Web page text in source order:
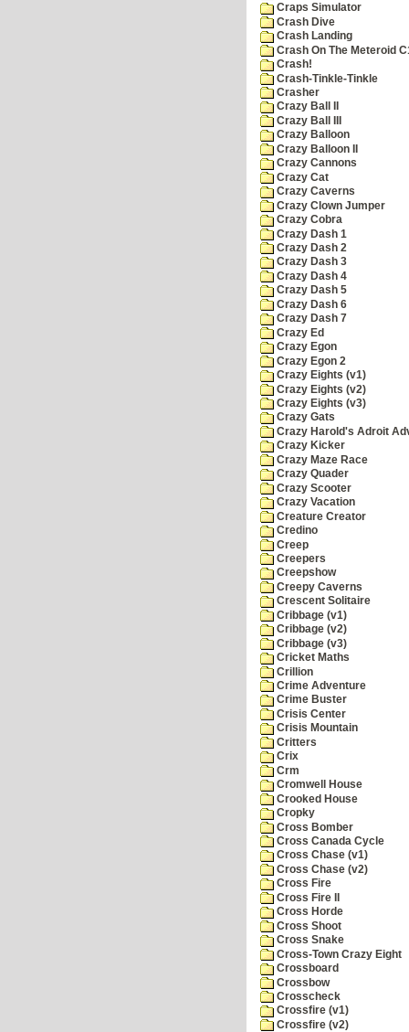
Craps Simulator
Crash Dive
Crash Landing
Crash On The Meteroid
Crash!
Crash-Tinkle-Tinkle
Crasher
Crazy Ball II
Crazy Ball III
Crazy Balloon
Crazy Balloon II
Crazy Cannons
Crazy Cat
Crazy Caverns
Crazy Clown Jumper
Crazy Cobra
Crazy Dash 1
Crazy Dash 2
Crazy Dash 3
Crazy Dash 4
Crazy Dash 5
Crazy Dash 6
Crazy Dash 7
Crazy Ed
Crazy Egon
Crazy Egon 2
Crazy Eights (v1)
Crazy Eights (v2)
Crazy Eights (v3)
Crazy Gats
Crazy Harold's Adroit
Crazy Kicker
Crazy Maze Race
Crazy Quader
Crazy Scooter
Crazy Vacation
Creature Creator
Credino
Creep
Creepers
Creepshow
Creepy Caverns
Crescent Solitaire
Cribbage (v1)
Cribbage (v2)
Cribbage (v3)
Cricket Maths
Crillion
Crime Adventure
Crime Buster
Crisis Center
Crisis Mountain
Critters
Crix
Crm
Cromwell House
Crooked House
Cropky
Cross Bomber
Cross Canada Cycle
Cross Chase (v1)
Cross Chase (v2)
Cross Fire
Cross Fire II
Cross Horde
Cross Shoot
Cross Snake
Cross-Town Crazy Eight
Crossboard
Crossbow
Crosscheck
Crossfire (v1)
Crossfire (v2)